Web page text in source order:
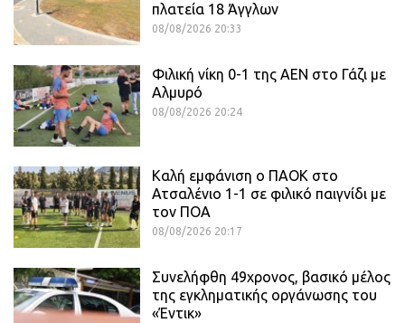
πλατεία 18 Άγγλων
08/08/2026 20:33
Φιλική νίκη 0-1 της ΑΕΝ στο Γάζι με
Αλμυρό
08/08/2026 20:24
Καλή εμφάνιση ο ΠΑΟΚ στο
Ατσαλένιο 1-1 σε φιλικό παιγνίδι με
τον ΠΟΑ
08/08/2026 20:17
Συνελήφθη 49χρονος, βασικό μέλος
της εγκληματικής οργάνωσης του
«Έντικ»